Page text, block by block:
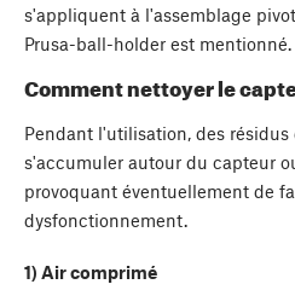
s'appliquent à l'assemblage
Prusa-ball-holder est mentionné.
Comment nettoyer le
Pendant l'utilisation, des
s'accumuler autour du capteur
provoquant éventuellement de
dysfonctionnement.
1) Air comprimé